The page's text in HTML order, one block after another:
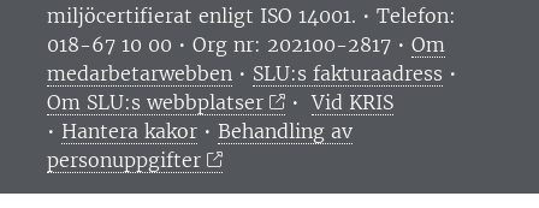
miljöcertifierat enligt ISO 14001. • Telefon:
018-67 10 00 • Org nr: 202100-2817 • Om
medarbetarwebben • SLU:s fakturaadress •
Om SLU:s webbplatser
•Vid KRIS
• Hantera kakor • Behandling av
personuppgifter